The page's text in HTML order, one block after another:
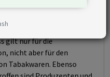
ausgeschlossen. Der
Produktion von Tabak. Der
gilt nur für die
nicht aber für den
Tabakwaren. Ebenso